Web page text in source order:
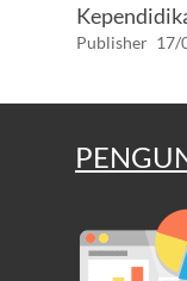
Publisher 17/